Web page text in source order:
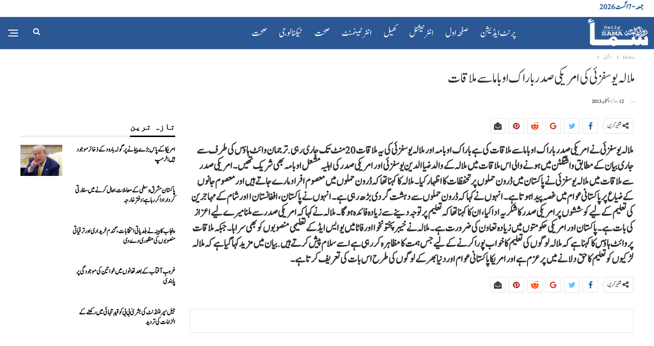
جمعہ - 7 اگست 2026
پرنٹ ایڈیشن صفحہ اول انٹرنیشنل کھیل انٹرٹینمنٹ صحت ٹیکنالوجی صحت
Home 1 قومی
ملالہ یوسفزئی کی امریکی صدر باراک اوباما سے ملاقات
On12 اکتوبر 2013
شئیر کریں
ملالہ یوسفزئی نے امریکی صدر باراک اوباما سے ملاقات کی ہے باراک اوبامہ اور ملالہ یوسفزئی کی یہ ملاقات 20 منٹ تک جاری رہی. ترجمان وائٹ ہاؤس کی طرف سے
جاری بیان کے مطابق واشنگٹن میں ہونے والی اس ملاقات میں ملالہ کے والد ضیاالدین یوسفزئی اور امریکی صدر کی اہلیہ مشعل اوبامہ بھی شریک تھیں۔امریکی صدر
سے ملاقات میں ملالہ یوسفزئی نے پاکستان میں ڈرون حملوں پر تحفظات کا اظہار کیا۔ملالہ کا کہنا تھا کہ ڈرون حملوں میں معصوم افراد مارے جاتے ہیں اورمعصوم جانوں
کے ضیاع پر پاکستانی عوام میں غصہ پیدا ہوتا ہے۔انہوں نے کہا کہ ڈرون حملوں سے دہشت گردی بڑھ رہی ہے۔ انہوں نے پاکستان ،افغانستان ااور شام کے مہاجرین
کی تعلیم کے لیے کوششوں پر امریکی صدر کا شکریہ ادا کیا، ان کا کہنا تھا کہ تعلیم پر توجہ دینے سے زیادہ فائدہ ہوگا۔ملالہ نے کہا کہ امریکی صدر سےملنا میرے لیے اعزاز
کی بات ہے۔پاکستان اور امریکی حکومتوں میں زیادہ تعاون کی ضرورت ہے۔ملالہ نے خیبرپختونخوا اور فاٹا میں یو ایس ایڈ کے تعلیمی منصوبوں کو بھی سراہا۔جبکہ ملاقات
پر وائٹ ہاؤس کا کہنا ہے کہ ملالہ لوگوں کی تعلیم کا خواب پورا کرنے کے لیے جس ہمت کا مظاہرہ کررہی ہے اسے سلام پیش کرتے ہیں . بیان میں مزید کہا گیا ہے کہ ملالہ
لڑکیوں کو تعلیم کا حق دلانے میں پر عزم ہے اور امریکا پاکستانی عوام اوردنیا بھر کے لوگوں کی طرح اس بات کی تعریف کرتا ہے ۔
شئیر کریں
تازہ ترین
امریکا کے پاس بڑے پیمانے پر گولہ بارود کے ذخائر موجود
ہیں: ٹرمپ
پاکستان مشرق وسطی کے معاملات بحال کرنے میں سفارتی
کردار ادا کررہا ہے: دفتر خارجہ
پنجاب کابینہ نے بلدیاتی انتخابات، گندم خریداری اور ترقیاتی
منصوبوں کی منظوری دے دی
غروبِ آفتاب کے بعد تھانوں میں خواتین کی موجودگی پر
پابندی
جیل سپرنٹنڈنٹ کی بشریٰ بی بی کو قیدِ تنہائی میں رکھنے کے
الزامات کی تردید